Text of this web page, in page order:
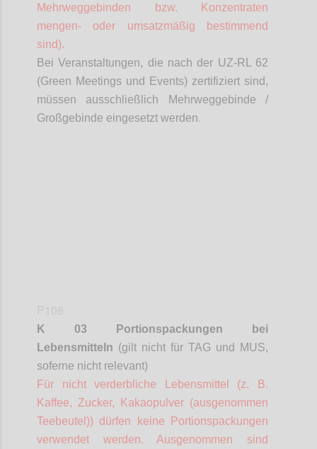
Mehrweggebinden bzw. Konzentraten
mengen- oder umsatzmäßig bestimmend
sind).
Bei Veranstaltungen, die nach der UZ-RL 62
(Green Meetings und Events) zertifiziert sind,
müssen ausschließlich Mehrweggebinde /
Großgebinde eingesetzt werden.
K 03 Portionspackungen bei
Lebensmitteln (gilt nicht für TAG und MUS,
soferne nicht relevant)
Für nicht verderbliche Lebensmittel (z. B.
Kaffee, Zucker, Kakaopulver (ausgenommen
Teebeutel)) dürfen keine Portionspackungen
verwendet werden. Ausgenommen sind